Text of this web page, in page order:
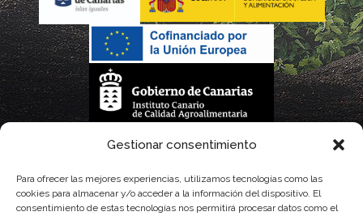
Gestionar consentimiento
Para ofrecer las mejores experiencias, utilizamos tecnologías como las
cookies para almacenar y/o acceder a la información del dispositivo. El
consentimiento de estas tecnologías nos permitirá procesar datos como el
La gestión de la DOP Lanzarote realizada por este Consejo Regulador es financiada,
con fondos provenientes del presupuesto de gastos del Instituto Canario de